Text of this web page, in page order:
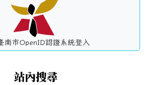
南市OpenID認證系統登入
站內搜尋